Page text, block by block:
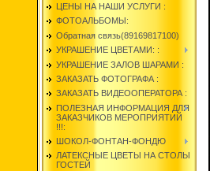
ЦЕНЫ НА НАШИ УСЛУГИ :
ФОТОАЛЬБОМЫ:
Обратная связь(89169817100)
УКРАШЕНИЕ ЦВЕТАМИ: :
УКРАШЕНИЕ ЗАЛОВ ШАРАМИ :
ЗАКАЗАТЬ ФОТОГРАФА :
ЗАКАЗАТЬ ВИДЕООПЕРАТОРА :
ПОЛЕЗНАЯ ИНФОРМАЦИЯ ДЛЯ
ЗАКАЗЧИКОВ МЕРОПРИЯТИЙ
!!!:
ШОКОЛ-ФОНТАН-ФОНДЮ
ЛАТЕКСНЫЕ ЦВЕТЫ НА СТОЛЫ
ГОСТЕЙ